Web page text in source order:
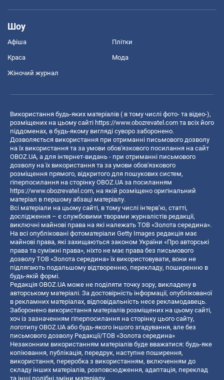
Шоу
Афіша Плітки
Краса Мода
Жіночий журнал
Використання будь-яких матеріалів ( в тому числі фото- та відео-),
розміщених на цьому сайті https://www.obozrevatel.com та всіх його
піддоменах, в будь-якому вигляді суворо заборонено.
Дозволяється використання при отриманні письмового дозволу
на їх використання та за умови обов'язкового посилання на сайт
OBOZ.UA, а для інтернет-видань - при отриманні письмового
дозволу на їх використання та за умови обов'язкового
розміщення прямого, відкритого для пошукових систем,
гіперпосилання на сторінку OBOZ.UA за посиланням
https://www.obozrevatel.com, на якій розміщено оригінальний
матеріал в першому абзаці матеріалу.
Всі матеріали на цьому сайті, в тому числі інтерв’ю, статті,
дослідження – є службовими творами журналістів редакції,
виключні майнові права на які належать ТОВ «Золота середина».
На всі опубліковані фотоматеріали Getty Images редакція має
майнові права, які захищаються законом України «Про авторські
права та суміжні права», ніхто не має права без письмового
дозволу ТОВ «Золота середина» їх використовувати, вони не
підлягають подальшому відтворенню, перекладу, поширенню в
будь-якій формі.
Редакція OBOZ.UA може не поділяти точку зору, викладену в
авторському матеріалі. За достовірність інформації, опублікованої
в рекламних матеріалах, відповідальність несе рекламодавець.
Заборонено використання матеріалів розміщених на цьому сайті,
хоч із зазначенням гіперпосилання на сторінку цього сайту,
логотипу OBOZ.UA або будь-якого іншого згадування, але без
письмового дозволу Редакції/ТОВ «Золота середина»
Незаконним використанням матеріалів буде вважатися: будь-яке
копiювання, публiкацiя, передрук, наступне поширення,
використання, переробка з використанням, включенням до
складу інших матеріалів, розповсюдження, адаптація, переклад
та інші подібні зміни матеріалу.